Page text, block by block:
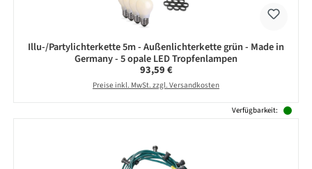
Illu-/Partylichterkette 5m - Außenlichterkette grün - Made in
Germany - 5 opale LED Tropfenlampen
Regulärer Preis:
93,59 €
Preise inkl. MwSt. zzgl. Versandkosten
Verfügbarkeit: